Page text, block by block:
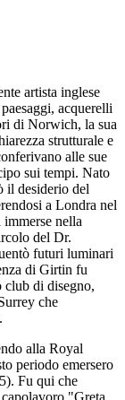
artista inglese
acquerelli
di Norwich, la sua
strutturale e
alle sue
sui tempi. Nato
il desiderio del
a Londra nel
nella
del Dr.
futuri luminari
di Girtin fu
club di disegno,
che
alla Royal
periodo emersero
Fu qui che
"Greta